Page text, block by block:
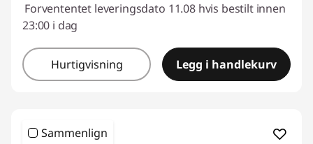
Forvententet leveringsdato 11.08 hvis bestilt innen
23:00 i dag
Hurtigvisning Legg i handlekurv
Sammenlign